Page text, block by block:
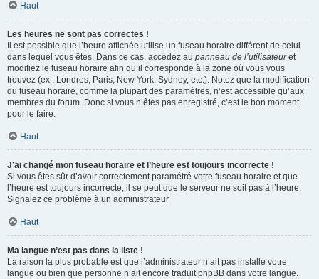
Haut
Les heures ne sont pas correctes !
Il est possible que l’heure affichée utilise un fuseau horaire différent de celui
dans lequel vous êtes. Dans ce cas, accédez au panneau de l’utilisateuret
modifiez le fuseau horaire afin qu’il corresponde à la zone où vous vous
trouvez (ex : Londres, Paris, New York, Sydney, etc.). Notez que la modification
du fuseau horaire, comme la plupart des paramètres, n’est accessible qu’aux
membres du forum. Donc si vous n’êtes pas enregistré, c’est le bon moment
pour le faire.
Haut
J’ai changé mon fuseau horaire et l’heure est toujours incorrecte !
Si vous êtes sûr d’avoir correctement paramétré votre fuseau horaire et que
l’heure est toujours incorrecte, il se peut que le serveur ne soit pas à l’heure.
Signalez ce problème à un administrateur.
Haut
Ma langue n’est pas dans la liste !
La raison la plus probable est que l’administrateur n’ait pas installé votre
langue ou bien que personne n’ait encore traduit phpBB dans votre langue.